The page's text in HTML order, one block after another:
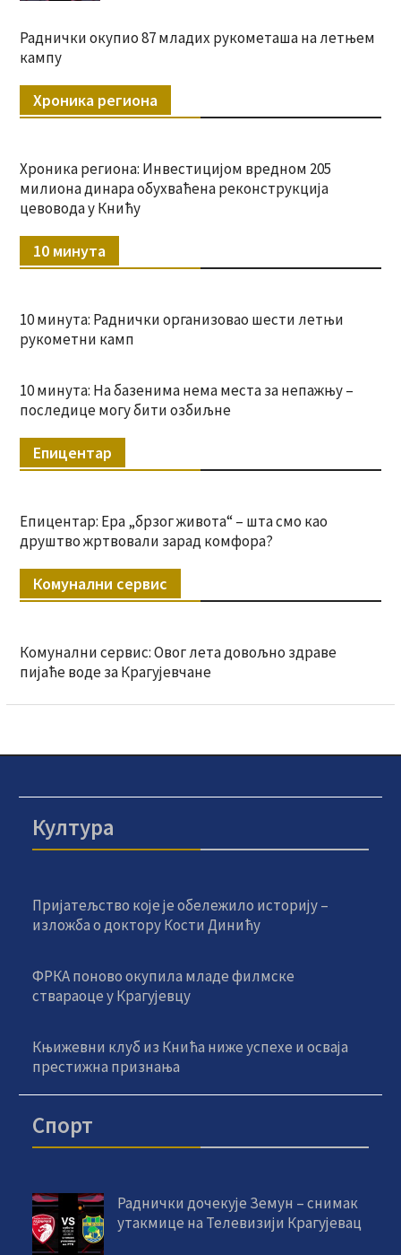
Раднички окупио 87 младих рукометаша на летњем
кампу
Хроника региона
Хроника региона: Инвестицијом вредном 205
милиона динара обухваћена реконструкција
цевовода у Книћу
10 минута
10 минута: Раднички организовао шести летњи
рукометни камп
10 минута: На базенима нема места за непажњу –
последице могу бити озбиљне
Епицентар
Епицентар: Ера „брзог живота“ – шта смо као
друштво жртвовали зарад комфора?
Комунални сервис
Комунални сервис: Овог лета довољно здраве
пијаће воде за Крагујевчане
Култура
Пријатељство које је обележило историју –
изложба о доктору Кости Динићу
ФРКА поново окупила младе филмске
ствараоце у Крагујевцу
Књижевни клуб из Кнића ниже успехе и осваја
престижна признања
Спорт
Раднички дочекује Земун – снимак
утакмице на Телевизији Крагујевац